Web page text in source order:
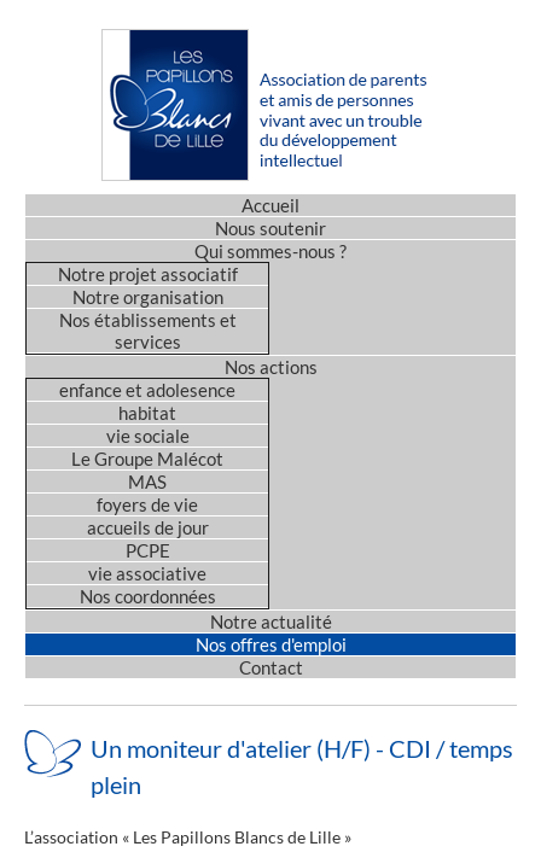
Accueil
Nous soutenir
Qui sommes-nous ?
Notre projet associatif
Notre organisation
Nos établissements et
services
Nos actions
enfance et adolesence
habitat
vie sociale
Le Groupe Malécot
MAS
foyers de vie
accueils de jour
PCPE
vie associative
Nos coordonnées
Notre actualité
Nos offres d'emploi
Contact
Un moniteur d'atelier (H/F) - CDI / temps
plein
L’association « Les Papillons Blancs de Lille »